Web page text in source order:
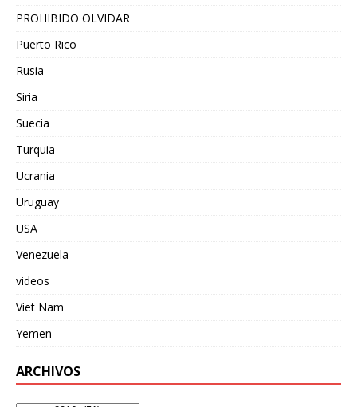
PROHIBIDO OLVIDAR
Puerto Rico
Rusia
Siria
Suecia
Turquia
Ucrania
Uruguay
USA
Venezuela
videos
Viet Nam
Yemen
ARCHIVOS